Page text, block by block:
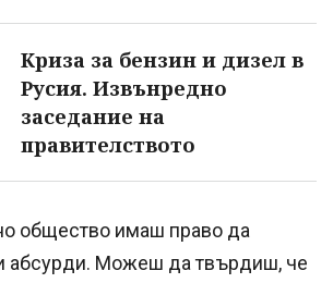
Криза за бензин и дизел в
Русия. Извънредно
заседание на
правителството
общество имаш право да
абсурди. Можеш да твърдиш, че